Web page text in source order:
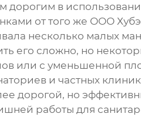
в
от того же ООО
несколько малых
его сложно, но
или с уменьшенной
и частных
дорогой, но
работы для